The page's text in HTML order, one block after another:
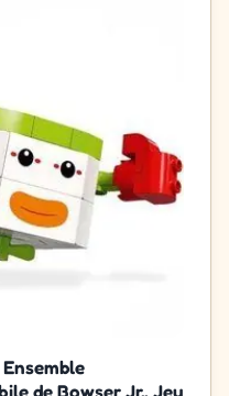
de Bowser Jr., Jeu